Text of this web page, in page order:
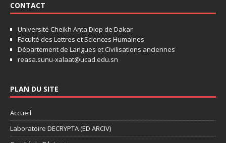
CONTACT
Université Cheikh Anta Diop de Dakar
Faculté des Lettres et Sciences Humaines
Département de Langues et Civilisations anciennes
reasa.sunu-xalaat@ucad.edu.sn
PLAN DU SITE
Accueil
Laboratoire DECRYPTA (ED ARCIV)